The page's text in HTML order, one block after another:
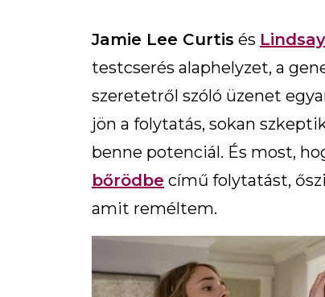
Jamie Lee Curtis és
testcserés alaphelyzet, a
szeretetről szóló üzenet
jön a folytatás, sokan
benne potenciál. És most,
bőrödbe című folytatást,
amit reméltem.